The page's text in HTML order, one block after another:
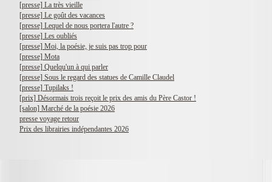
[presse] La très vieille
[presse] Le goût des vacances
[presse] Lequel de nous portera l'autre ?
[presse] Les oubliés
[presse] Moi, la poésie, je suis pas trop pour
[presse] Mota
[presse] Quelqu'un à qui parler
[presse] Sous le regard des statues de Camille Claudel
[presse] Tupilaks !
[prix] Désormais trois reçoit le prix des amis du Père Castor !
[salon] Marché de la poésie 2026
presse voyage retour
Prix des librairies indépendantes 2026